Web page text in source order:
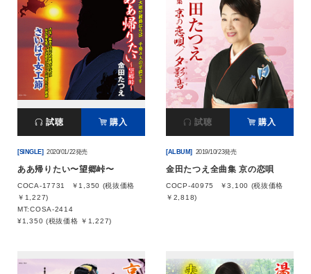
試聴 購入
[SINGLE] 2020/01/22発売
ああ帰りたい〜望郷峠〜
COCA-17731
￥1,350 (税抜価格
￥1,227)
MT:COSA-2414
¥1,350 (税抜価格 ￥1,227)
試聴 購入
[ALBUM] 2019/10/23発売
金田たつえ全曲集 京の恋唄
COCP-40975
￥3,100 (税抜価格
￥2,818)